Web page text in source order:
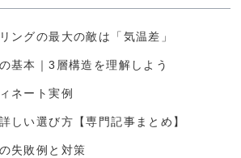
ングの最大の敵は「気温差」
基本｜3層構造を理解しよう
ネート実例
しい選び方【専門記事まとめ】
失敗例と対策